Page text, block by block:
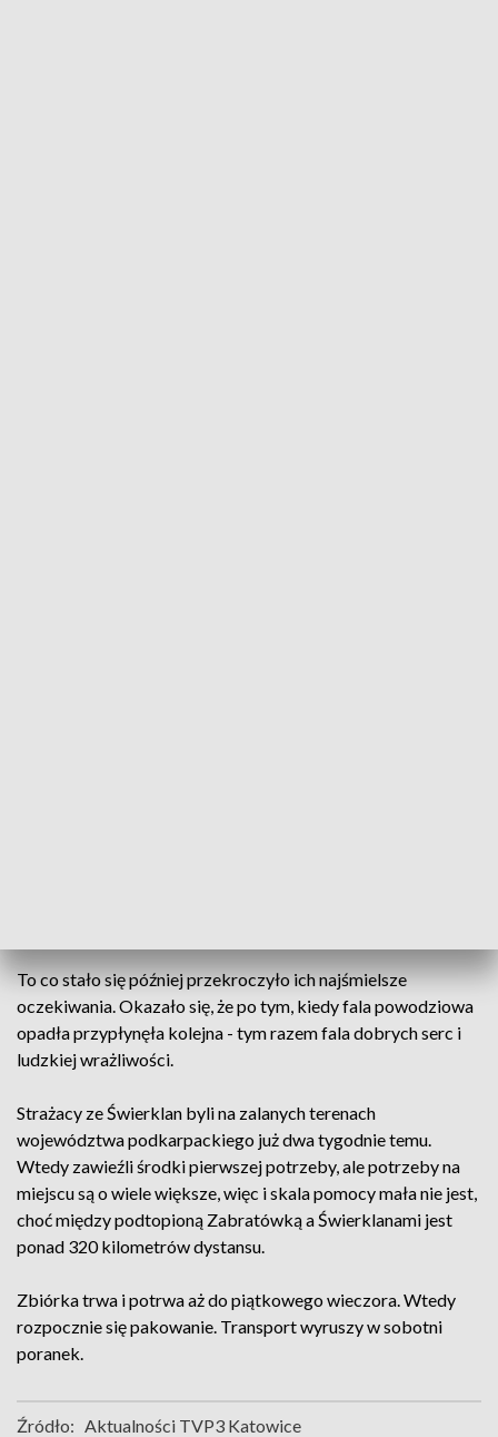
To co stało się później przekroczyło ich najśmielsze
oczekiwania. Okazało się, że po tym, kiedy fala powodziowa
opadła przypłynęła kolejna - tym razem fala dobrych serc i
ludzkiej wrażliwości.
Strażacy ze Świerklan byli na zalanych terenach
województwa podkarpackiego już dwa tygodnie temu.
Wtedy zawieźli środki pierwszej potrzeby, ale potrzeby na
miejscu są o wiele większe, więc i skala pomocy mała nie jest,
choć między podtopioną Zabratówką a Świerklanami jest
ponad 320 kilometrów dystansu.
Zbiórka trwa i potrwa aż do piątkowego wieczora. Wtedy
rozpocznie się pakowanie. Transport wyruszy w sobotni
poranek.
Źródło: Aktualności TVP3 Katowice